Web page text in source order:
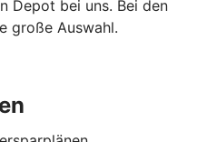
Depot bei uns. Bei den
große Auswahl.